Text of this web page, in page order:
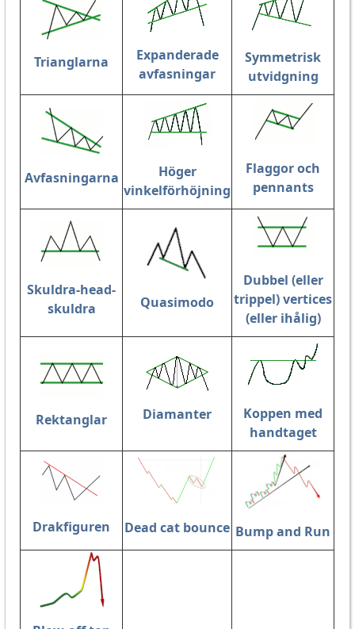
Trianglarna
Expanderade
avfasningar
Symmetrisk
utvidgning
Avfasningarna
Höger
vinkelförhöjning
Flaggor och
pennants
Skuldra-head-
skuldra
Quasimodo
Dubbel (eller
trippel) vertices
(eller ihålig)
Rektanglar Diamanter
Koppen med
handtaget
Drakfiguren Dead cat bounce Bump and Run